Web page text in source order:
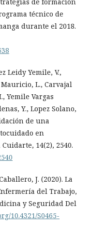
técnico de
durante el 2018.
Leidy Yemile, V.,
L., Carvajal
Yemile Vargas
Y., Lopez Solano,
de una
en
14(2), 2540.
J. (2020). La
del Trabajo,
y Seguridad Del
10.4321/S0465-